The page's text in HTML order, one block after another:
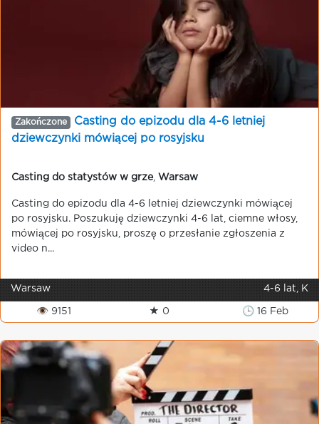
Zakończone
Casting do epizodu dla 4-6 letniej
dziewczynki mówiącej po rosyjsku
Casting do statystów w grze, Warsaw
Casting do epizodu dla 4-6 letniej dziewczynki mówiącej
po rosyjsku. Poszukuję dziewczynki 4-6 lat, ciemne włosy,
mówiącej po rosyjsku, proszę o przesłanie zgłoszenia z
video n...
Warsaw 4-6 lat, K
👁 9151 ★ 0 🕒 16 Feb